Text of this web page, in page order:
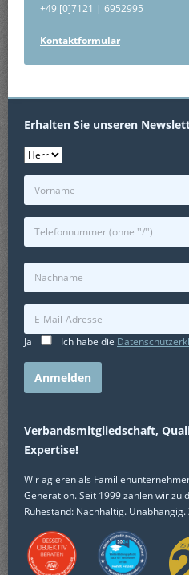
+49 [0]7121 | 6952995
Kontaktformular
Erhalten Sie unseren
Ja Ich habe die
Verbandsmitgliedschaft,
Expertise!
Wir agieren als
Generation. Seit 1999 zählen wir zu
Ruhestand: Nachhaltig.